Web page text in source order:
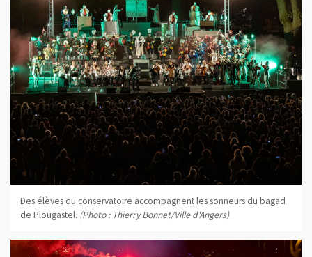
Des élèves du conservatoire accompagnent les sonneurs du bagad
de Plougastel. (Photo : Thierry Bonnet/Ville d'Angers)